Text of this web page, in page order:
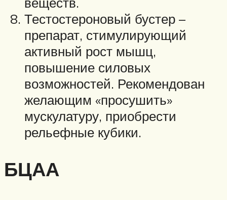
Тестостероновый бустер –
препарат, стимулирующий
активный рост мышц,
повышение силовых
возможностей. Рекомендован
желающим «просушить»
мускулатуру, приобрести
рельефные кубики.
БЦАА